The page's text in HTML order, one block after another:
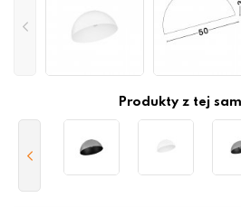
Produkty z tej